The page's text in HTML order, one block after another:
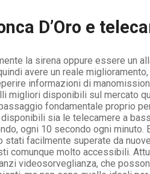
D’Oro e
la sirena oppure essere un
avere un reale
informazioni di
disponibili sul mercato
fondamentale proprio
sia le telecamere a
ogni 10 secondo ogni
facilmente superate da
comunque molto accessibili.
videosorveglianza, che